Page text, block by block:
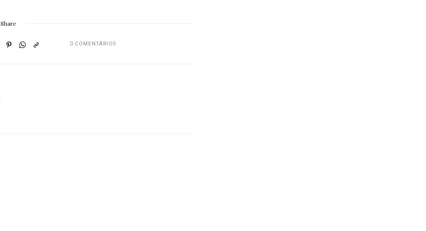
Share
0 COMENTÁRIOS